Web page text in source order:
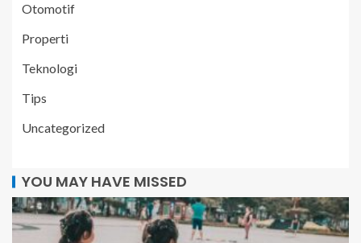
Otomotif
Properti
Teknologi
Tips
Uncategorized
YOU MAY HAVE MISSED